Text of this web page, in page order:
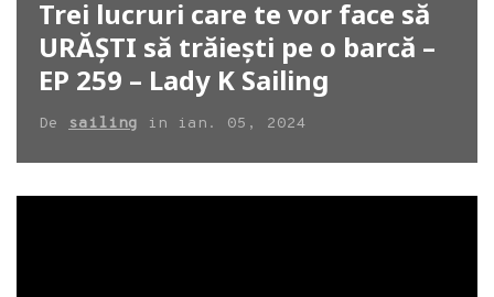
Trei lucruri care te vor face să
URĂȘTI să trăiești pe o barcă –
EP 259 – Lady K Sailing
De sailing in ian. 05, 2024